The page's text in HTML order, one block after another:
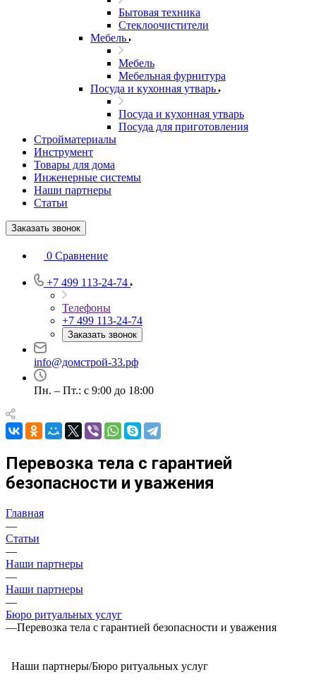
Бытовая техника
Стеклоочистители
Мебель
Мебель
Мебельная фурнитура
Посуда и кухонная утварь
Посуда и кухонная утварь
Посуда для приготовления
Стройматериалы
Инструмент
Товары для дома
Инженерные системы
Наши партнеры
Статьи
Заказать звонок
0 Сравнение
+7 499 113-24-74
Телефоны
+7 499 113-24-74
Заказать звонок
info@домстрой-33.рф
Пн. – Пт.: с 9:00 до 18:00
Перевозка тела с гарантией
безопасности и уважения
Главная
—
Статьи
—
Наши партнеры
—
Наши партнеры
—
Бюро ритуальных услуг
—Перевозка тела с гарантией безопасности и уважения
Наши партнеры/Бюро ритуальных услуг